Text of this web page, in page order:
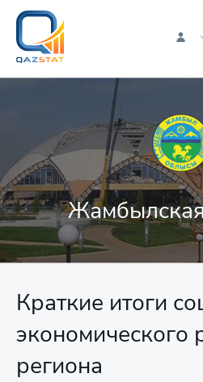
Краткие итоги
экономического
региона